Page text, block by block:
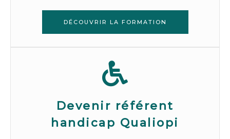
DÉCOUVRIR LA FORMATION
Devenir référent
handicap Qualiopi